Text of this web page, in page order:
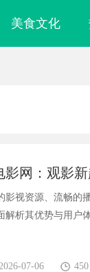
美食文化
影网：观影
影视资源、流畅的
解析其优势与用户
07-06 450